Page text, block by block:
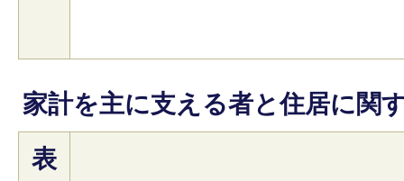
家計を主に支える者と住居に関
表